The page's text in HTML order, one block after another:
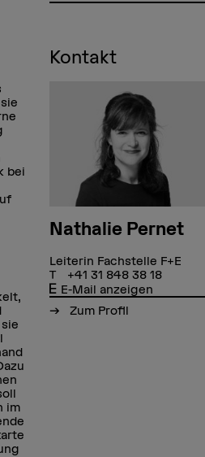
bei
im
Kontakt
Nathalie Pernet
Leiterin Fachstelle F+E
+41 31 848 38 18
E-Mail anzeigen
Zum Profil